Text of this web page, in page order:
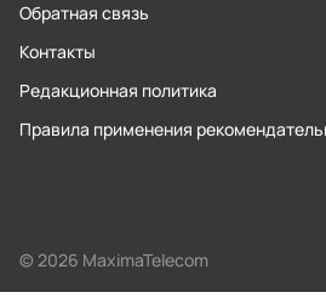
Обратная связь
Контакты
Редакционная политика
Правила применения
© 2026 MaximaTelecom